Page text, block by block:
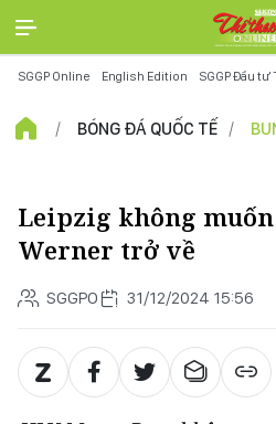
SGGP Online English Edition SGGP Đầu tư
BÓNG ĐÁ QUỐC TẾ
Leipzig không
Werner trở về
SGGPO 31/12/2024 15:56